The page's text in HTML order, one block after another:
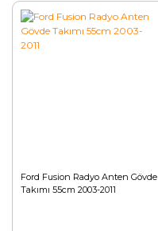
Ford Fusion Radyo Anten Gövde
Takımı 55cm 2003-2011